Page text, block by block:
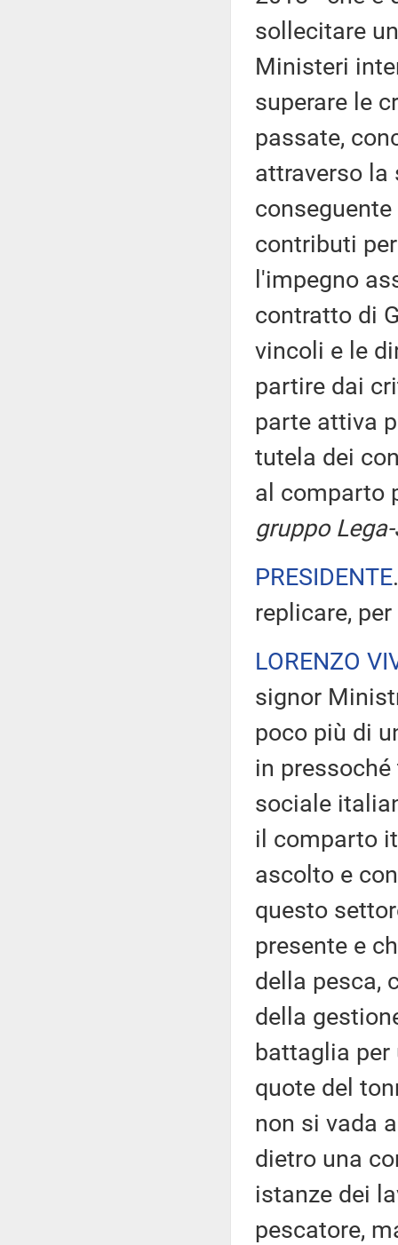
sollecitare
Ministeri
superare le
passate,
attraverso la
contributi
l'impegno
contratto di
vincoli e le
partire dai
parte attiva
tutela dei
al comparto
gruppo
PRESIDENTE
replicare,
LORENZO
signor
poco più di
in
sociale
il comparto
ascolto e
questo
presente e
della pesca,
della
battaglia per
quote del
non si vada
dietro una
istanze dei
pescatore,